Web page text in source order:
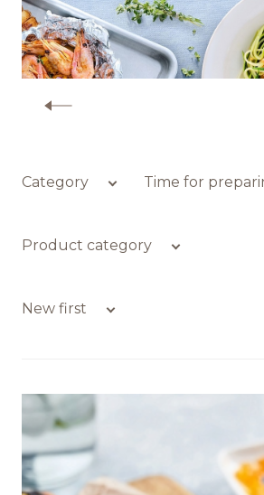
Обратная связь
Качество и
ИНФОЦЕНТР
Новости
Category Time for
Product category
New first